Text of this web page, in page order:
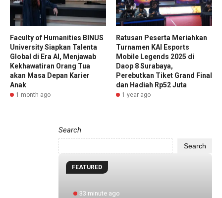
Faculty of Humanities BINUS
University Siapkan Talenta
Global di Era AI, Menjawab
Kekhawatiran Orang Tua
akan Masa Depan Karier
Anak
1 month ago
Ratusan Peserta Meriahkan
Turnamen KAI Esports
Mobile Legends 2025 di
Daop 8 Surabaya,
Perebutkan Tiket Grand Final
dan Hadiah Rp52 Juta
1 year ago
Search
Search
FEATURED
33 minute ago